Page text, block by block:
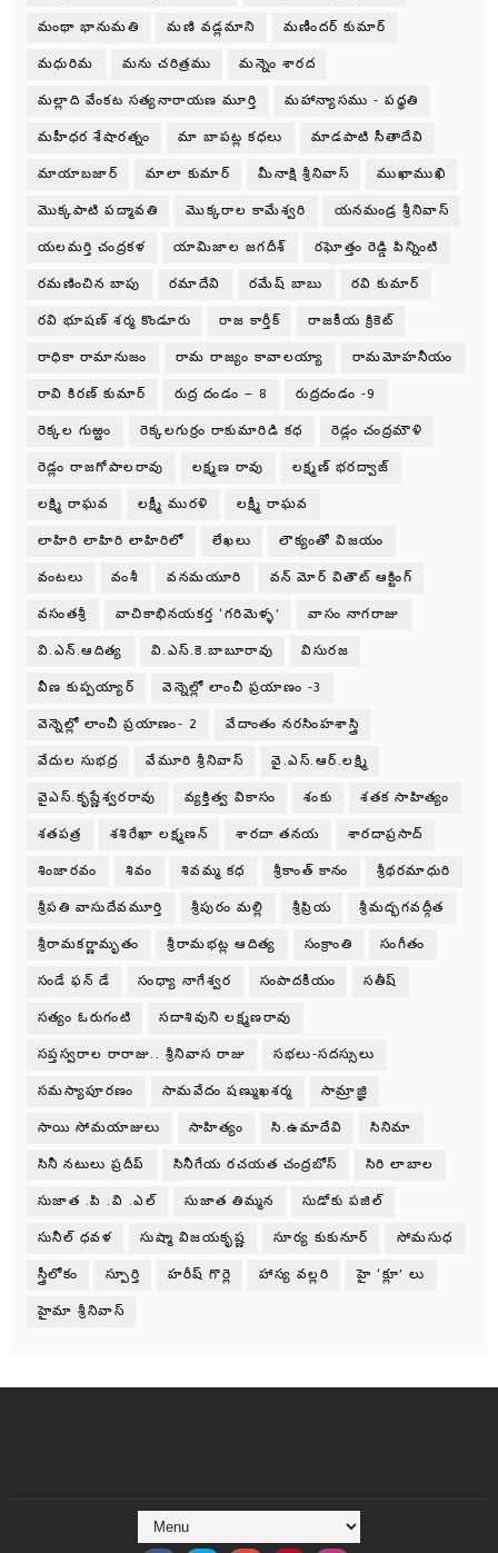
మంథా భానుమతి మణి వడ్లమాని మణీందర్ కుమార్
మధురిమ మను చరిత్రము మన్నెం శారద
మల్లాది వేంకట సత్యనారాయణ మూర్తి మహాన్యాసము - పధ్ధతి
మహీధర శేషారత్నం మా బాపట్ల కధలు మాడపాటి సీతాదేవి
మాయాబజార్ మాలా కుమార్ మీనాక్షి శ్రీనివాస్ ముఖాముఖి
మొక్కపాటి పద్మావతి మొక్కరాల కామేశ్వరి యనమండ్ర శ్రీనివాస్
యలమర్తి చంద్రకళ యామిజాల జగదీశ్ రఘోత్తం రెడ్డి పిన్నింటి
రమణించిన బాపు రమాదేవి రమేష్ బాబు రవి కుమార్
రవి భూషణ్ శర్మ కొండూరు రాజ కార్తీక్ రాజకీయ క్రికెట్
రాధికా రామానుజం రామ రాజ్యం కావాలయ్యా రామమోహనీయం
రావి కిరణ్ కుమార్ రుద్ర దండం – 8 రుద్రదండం -9
రెక్కల గుఱ్ఱం రెక్కలగుర్రం రాకుమారిడి కధ రెడ్లం చంద్రమౌళి
రెడ్లం రాజగోపాలరావు లక్ష్మణ రావు లక్ష్మణ్ భరద్వాజ్
లక్ష్మి రాఘవ లక్ష్మీ మురళి లక్ష్మీ రాఘవ
లాహిరి లాహిరి లాహిరిలో లేఖలు లౌక్యంతో విజయం
వంటలు వంశీ వనమయూరి వన్ మోర్ వితౌట్ ఆక్టింగ్
వసంతశ్రీ వాచికాభినయకర్త ‘గరిమెళ్ళ’ వాసం నాగరాజు
వి.ఎన్.ఆదిత్య వి.ఎస్.కె.బాబూరావు విసురజ
వీణ కుప్పయ్యార్ వెన్నెల్లో లాంచీ ప్రయాణం -3
వెన్నెల్లో లాంచీ ప్రయాణం- 2 వేదాంతం నరసింహశాస్త్రి
వేదుల సుభద్ర వేమూరి శ్రీనివాస్ వై.ఎస్.ఆర్.లక్ష్మి
వైఎస్.కృష్ణేశ్వరరావు వ్యక్తిత్వ వికాసం శంకు శతక సాహిత్యం
శతపత్ర శశిరేఖా లక్ష్మణన్ శారదా తనయ శారదాప్రసాద్
శింజారవం శివం శివమ్మ కధ శ్రీకాంత్ కానం శ్రీథరమాధురి
శ్రీపతి వాసుదేవమూర్తి శ్రీపురం మల్లి శ్రీప్రియ శ్రీమద్భగవద్గీత
శ్రీరామకర్ణామృతం శ్రీరామభట్ల ఆదిత్య సంక్రాంతి సంగీతం
సండే ఫన్ డే సంధ్యా నాగేశ్వర సంపాదకీయం సతీష్
సత్యం ఓరుగంటి సదాశివుని లక్ష్మణరావు
సప్తస్వరాల రారాజు.. శ్రీనివాస రాజు సభలు-సదస్సులు
సమస్యాపూరణం సామవేదం షణ్ముఖశర్మ సామ్రాజ్ఞి
సాయి సోమయాజులు సాహిత్యం సి.ఉమాదేవి సినిమా
సినీ నటులు ప్రదీప్ సినీగేయ రచయత చంద్రబోస్ సిరి లాబాల
సుజాత .పి .వి .ఎల్ సుజాత తిమ్మన సుడోకు పజిల్
సునీల్ ధవళ సుష్మా విజయకృష్ణ సూర్య కుకునూర్ సోమసుధ
స్త్రీలోకం స్పూర్తి హరీష్ గొర్లె హాస్య వల్లరి హై ‘క్లూ’ లు
హైమా శ్రీనివాస్